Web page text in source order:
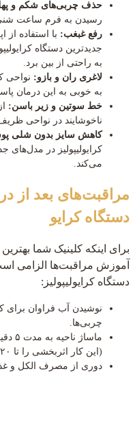
حذف چربی‌های شکم و
رسیدن به فرم ساعت
رفع غبغب: با استفاده
جدیدترین دستگاه
به راحتی از بین برد.
لاغری ران و بازو: نواحی
به خوبی به این درمان
خط سوتین و زیر باسن:
ناخوشایند در نواحی
کاهش سایز بدون شلی
کرایولیپولیز در
می‌کند.
مراقبت‌های بعد از
دستگاه کرایو
برای اینکه کلینیک شما
آموزش مراقبت‌ها الزامی
دستگاه کرایولیپولیز:
نوشیدن آب فراوان
چربی‌ها.
(این کار اثربخشی را تا ۲۰ درصد افزایش می‌دهد).
دوری از مصرف الکل و